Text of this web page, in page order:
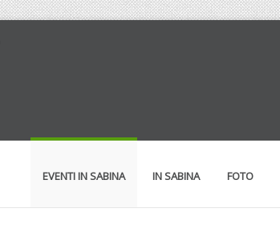
EVENTI IN SABINA IN SABINA FOTO